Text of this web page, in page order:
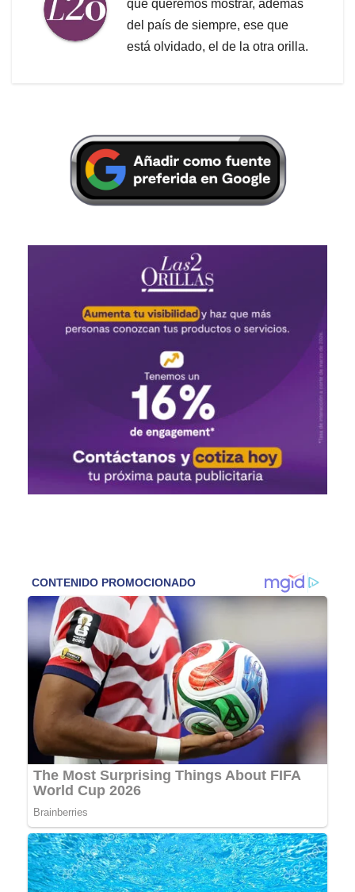
que queremos mostrar, además
del país de siempre, ese que
está olvidado, el de la otra orilla.